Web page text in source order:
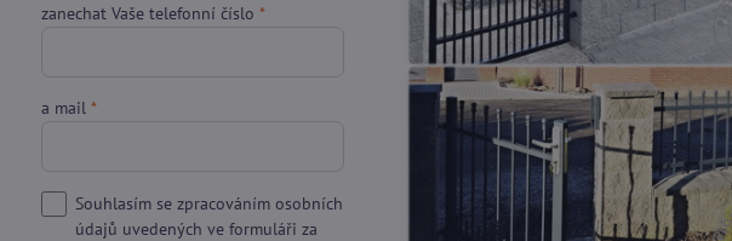
zanechat Vaše telefonní číslo *
a mail *
Souhlasím se zpracováním osobních
údajů uvedených ve formuláři za